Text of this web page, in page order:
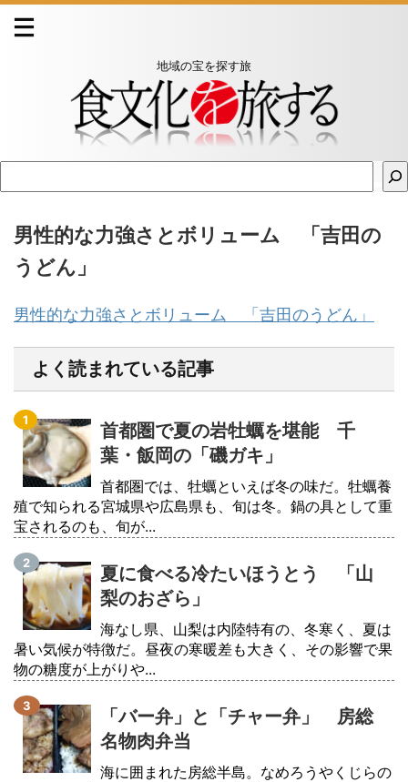
地域の宝を探す旅
男性的な力強さとボリューム 「吉田の
うどん」
男性的な力強さとボリューム 「吉田のうどん」
よく読まれている記事
首都圏で夏の岩牡蠣を堪能 千
葉・飯岡の「磯ガキ」
首都圏では、牡蠣といえば冬の味だ。牡蠣養
殖で知られる宮城県や広島県も、旬は冬。鍋の具として重
宝されるのも、旬が...
夏に食べる冷たいほうとう 「山
梨のおざら」
海なし県、山梨は内陸特有の、冬寒く、夏は
暑い気候が特徴だ。昼夜の寒暖差も大きく、その影響で果
物の糖度が上がりや...
「バー弁」と「チャー弁」 房総
名物肉弁当
海に囲まれた房総半島。なめろうやくじらの